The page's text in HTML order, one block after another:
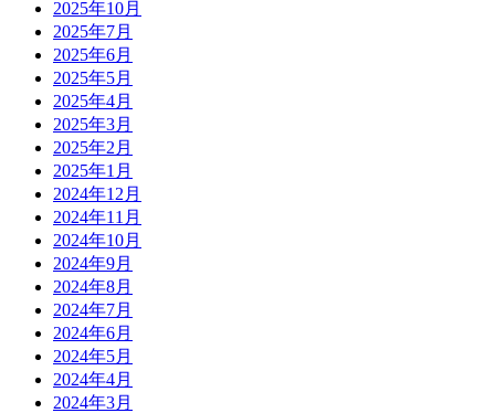
2025年10月
2025年7月
2025年6月
2025年5月
2025年4月
2025年3月
2025年2月
2025年1月
2024年12月
2024年11月
2024年10月
2024年9月
2024年8月
2024年7月
2024年6月
2024年5月
2024年4月
2024年3月